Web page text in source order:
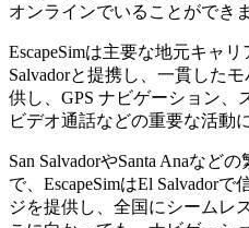
オンラインでいることができま
EscapeSimは主要な地元キャリ
Salvadorと提携し、一貫した
供し、GPS ナビゲーション、
ビデオ通話などの重要な活動
San SalvadorやSanta Anaなど
で、EscapeSimはEl Salvador
ジを提供し、全国にシームレ